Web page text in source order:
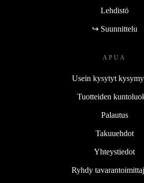
Lehdistö
↪ Suunnittelu
APUA
Usein kysytyt
Tuotteiden
Palautus
Takuuehdot
Yhteystiedot
Ryhdy